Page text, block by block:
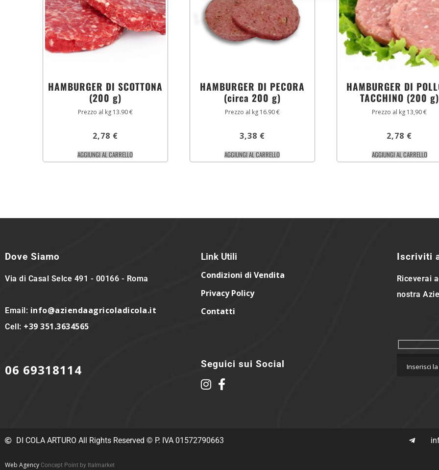
HAMBURGER DI SCOTTONA
(200 g)
Prezzo al kg 13.90 €
2,78 €
AGGIUNGI AL CARRELLO
HAMBURGER DI PECORA
(circa 200 g)
Prezzo al kg 16.90 €
3,38 €
AGGIUNGI AL CARRELLO
HAMBURGER DI
TACCHINO (200 g)
Prezzo al kg 13,90 €
2,78 €
AGGIUNGI AL CARRELLO
Dove Siamo
Via di Casal Selce 491 - 00166 - Roma
Email: info@aziendaagricoladicola.it
Cell: +39 351.3634565
06 69318114
Link Utili
Condizioni di Vendita
Privacy Policy
Contatti
Seguici sui Social
Iscriviti
Riceverai
nostra
DI COLA ARTURO All Rights Reserved © P. IVA 01572790663
Web Agency Concept Point by Italmarket